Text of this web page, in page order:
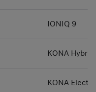
IONIQ 9
KONA Hybrid
KONA